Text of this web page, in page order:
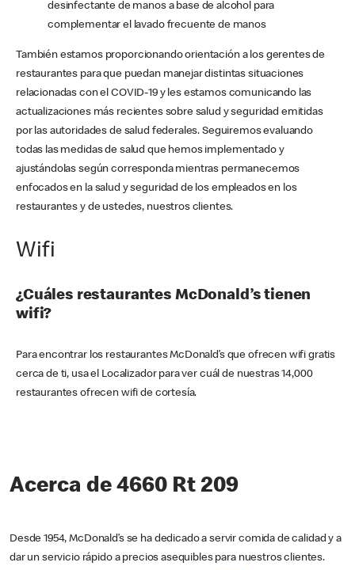
desinfectante de manos a base de alcohol para
complementar el lavado frecuente de manos
También estamos proporcionando orientación a los gerentes de
restaurantes para que puedan manejar distintas situaciones
relacionadas con el COVID-19 y les estamos comunicando las
actualizaciones más recientes sobre salud y seguridad emitidas
por las autoridades de salud federales. Seguiremos evaluando
todas las medidas de salud que hemos implementado y
ajustándolas según corresponda mientras permanecemos
enfocados en la salud y seguridad de los empleados en los
restaurantes y de ustedes, nuestros clientes.
Wifi
¿Cuáles restaurantes McDonald’s tienen
wifi?
Para encontrar los restaurantes McDonald’s que ofrecen wifi gratis
cerca de ti, usa el Localizador para ver cuál de nuestras 14,000
restaurantes ofrecen wifi de cortesía.
Acerca de 4660 Rt 209
Desde 1954, McDonald’s se ha dedicado a servir comida de calidad y a
dar un servicio rápido a precios asequibles para nuestros clientes.